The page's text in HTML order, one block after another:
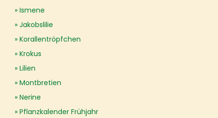
Ismene
Jakobslilie
Korallentröpfchen
Krokus
Lilien
Montbretien
Nerine
Pflanzkalender Frühjahr